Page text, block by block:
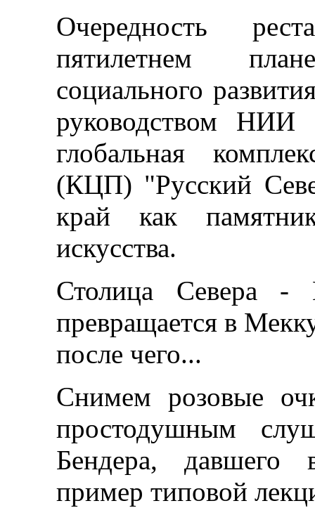
Очередность
пятилетнем
социального
руководством НИИ
глобальная
(КЦП) "Русский
край как
искусства.
Столица Севера -
превращается в
после чего...
Снимем розовые
простодушным
Бендера, давшего
пример типовой